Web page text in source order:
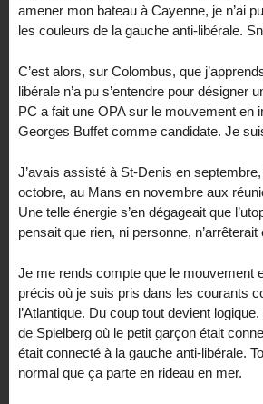
amener mon bateau à Cayenne, je n’ai
les couleurs de la gauche anti-libérale.
C’est alors, sur Colombus, que
libérale n’a pu s’entendre pour désigner
PC a fait une OPA sur le mouvement en
Georges Buffet comme candidate. Je
J’avais assisté à St-Denis en
octobre, au Mans en novembre aux
Une telle énergie s’en dégageait que
pensait que rien, ni personne,
Je me rends compte que le mouvement
précis où je suis pris dans les courants
l’Atlantique. Du coup tout devient
de Spielberg où le petit garçon était
était connecté à la gauche anti-libérale.
normal que ça parte en rideau en mer.